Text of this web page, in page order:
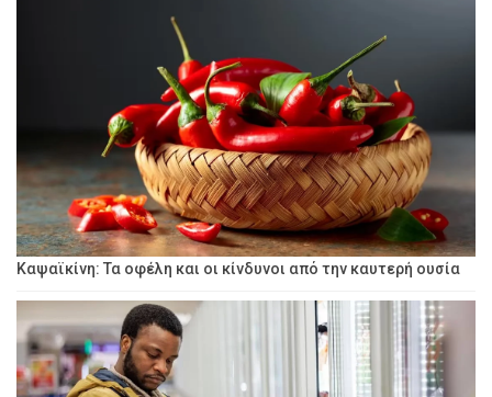
Καψαϊκίνη: Τα οφέλη και οι κίνδυνοι από την καυτερή ουσία